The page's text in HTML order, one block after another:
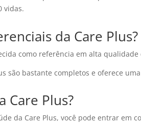
vidas.
da Care Plus?
como referência em alta
são bastante completos e oferece
Care Plus?
da Care Plus, você pode entrar em